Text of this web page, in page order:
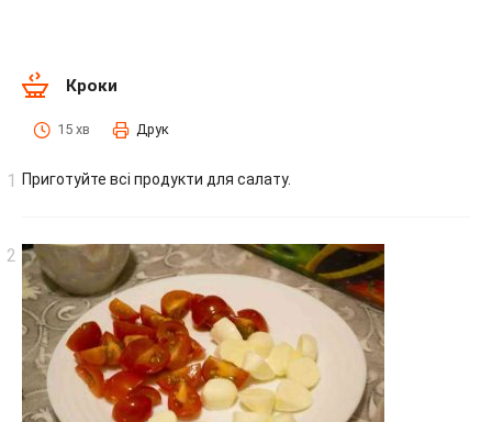
Кроки
15 хв Друк
Приготуйте всі продукти для салату.